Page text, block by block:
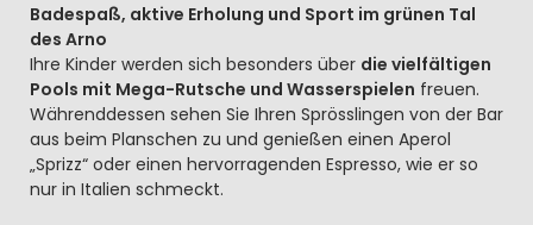
Badespaß, aktive Erholung und Sport im grünen Tal
des Arno
Ihre Kinder werden sich besonders über die vielfältigen
Pools mit Mega-Rutsche und Wasserspielen freuen.
Währenddessen sehen Sie Ihren Sprösslingen von der Bar
aus beim Planschen zu und genießen einen Aperol
„Sprizz“ oder einen hervorragenden Espresso, wie er so
nur in Italien schmeckt.